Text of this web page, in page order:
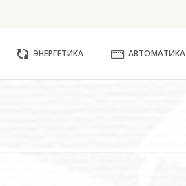
ЭНЕРГЕТИКА АВТОМАТИКА